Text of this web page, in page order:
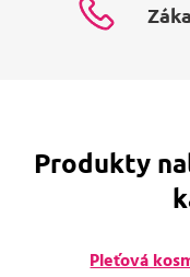
Produkty
Pleťová